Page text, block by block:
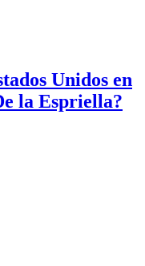
Unidos en
la Espriella?